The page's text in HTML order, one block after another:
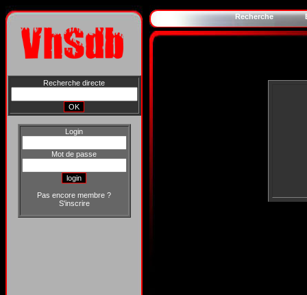
Recherche directe
Login
Mot de passe
Pas encore membre ?
S'inscrire
Recherche